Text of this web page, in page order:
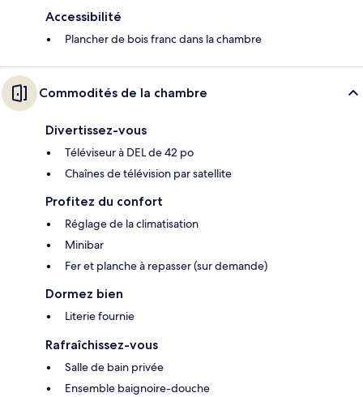
Accessibilité
Plancher de bois franc dans la chambre
Commodités de la chambre
Divertissez-vous
Téléviseur à DEL de 42 po
Chaînes de télévision par satellite
Profitez du confort
Réglage de la climatisation
Minibar
Fer et planche à repasser (sur demande)
Dormez bien
Literie fournie
Rafraîchissez-vous
Salle de bain privée
Ensemble baignoire-douche